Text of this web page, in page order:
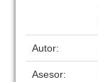
Autor:
Asesor: